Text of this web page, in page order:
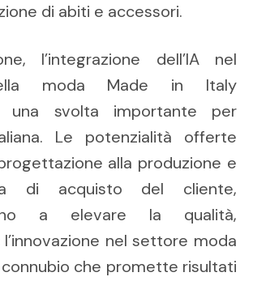
di abiti e accessori.
l’integrazione dell’IA nel
moda Made in Italy
una svolta importante per
Le potenzialità offerte
alla produzione e
di acquisto del cliente,
a elevare la qualità,
l’innovazione nel settore moda
connubio che promette risultati